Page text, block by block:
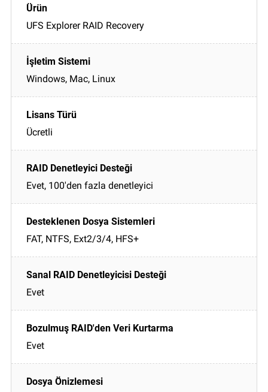
UFS Explorer RAID Recovery
Windows, Mac, Linux
Ücretli
Evet, 100'den fazla denetleyici
FAT, NTFS, Ext2/3/4, HFS+
Evet
Evet